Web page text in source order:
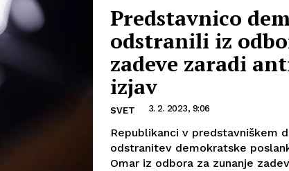
Predstavnico
odstranili iz
zadeve zaradi
izjav
SVET 3. 2. 2023, 9:06
Republikanci v predstavniškem
odstranitev demokratske
Omar iz odbora za zunanje